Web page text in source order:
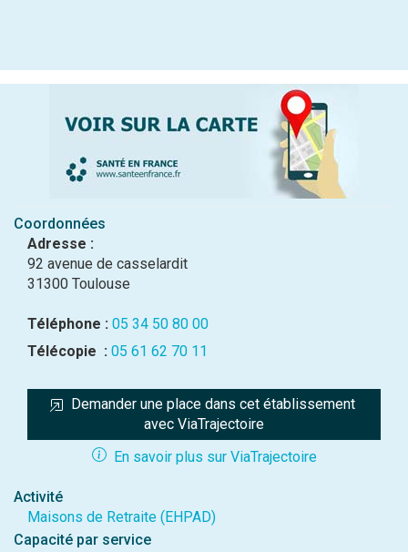
Coordonnées
Adresse :
92 avenue de casselardit
31300 Toulouse
Téléphone : 05 34 50 80 00
Télécopie : 05 61 62 70 11
Demander une place dans cet établissement
avec ViaTrajectoire
En savoir plus sur ViaTrajectoire
Activité
Maisons de Retraite (EHPAD)
Capacité par service